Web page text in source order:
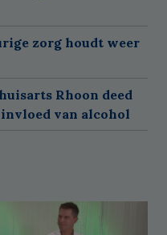
zorg houdt weer
Rhoon deed
van alcohol